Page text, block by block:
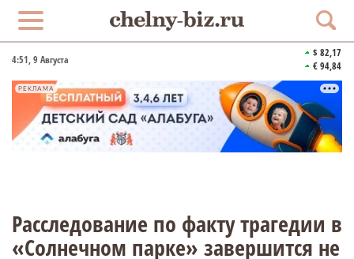
4:51, 9 Августа
$ 82,17
€ 94,84
РЕКЛАМА
Расследование по факту трагедии в
«Солнечном парке» завершится не